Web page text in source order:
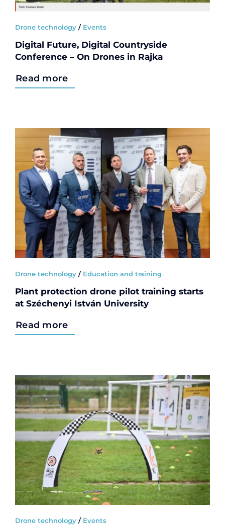
Drone technology/ Events
Digital Future, Digital Countryside
Conference – On Drones in Rajka
Read more
Drone technology/ Education and training
Plant protection drone pilot training starts
at Széchenyi István University
Read more
Drone technology/ Events